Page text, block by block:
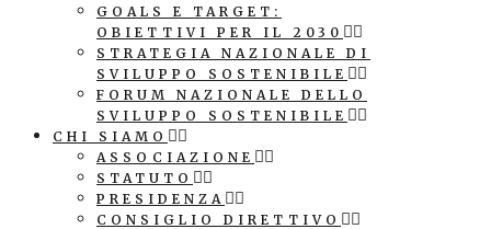
GOALS E TARGET:
OBIETTIVI PER IL 2030
STRATEGIA NAZIONALE DI
SVILUPPO SOSTENIBILE
FORUM NAZIONALE DELLO
SVILUPPO SOSTENIBILE
CHI SIAMO
ASSOCIAZIONE
STATUTO
PRESIDENZA
CONSIGLIO DIRETTIVO